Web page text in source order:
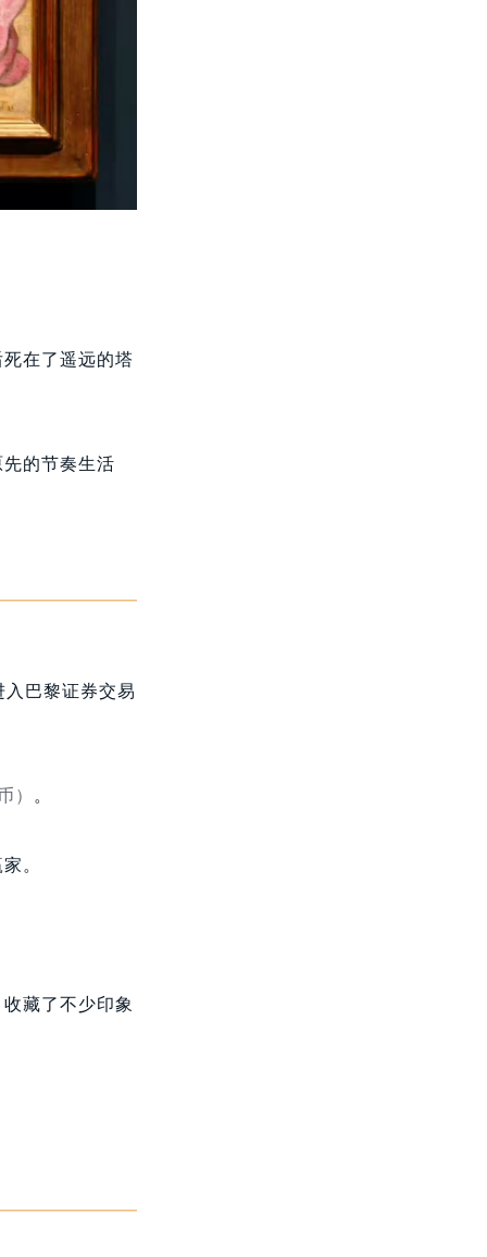
在了遥远的塔
的节奏生活
巴黎证券交易
） 。
。
藏了不少印象